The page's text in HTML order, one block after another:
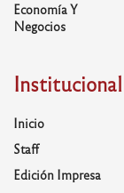
Economía Y
Negocios
Institucional
Inicio
Staff
Edición Impresa